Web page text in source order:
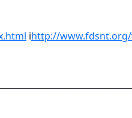
ihttp://